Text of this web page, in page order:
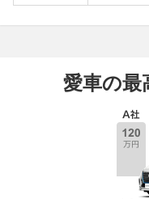
愛車の最